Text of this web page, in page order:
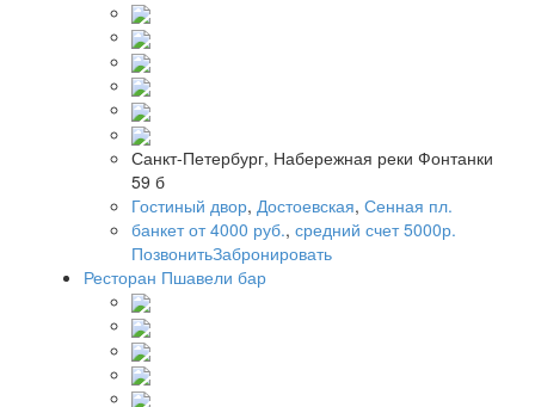
Санкт-Петербург, Набережная реки Фонтанки
59 б
Гостиный двор, Достоевская, Сенная пл.
банкет от 4000 руб., средний счет 5000р.
ПозвонитьЗабронировать
Ресторан Пшавели бар